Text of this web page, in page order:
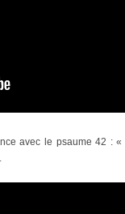
avec le psaume 42 :